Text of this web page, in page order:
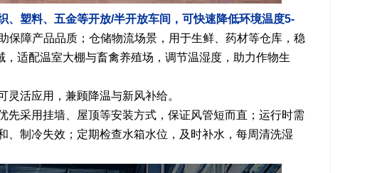
、塑料、五金等开放/半开放车间，可快速降低环境温度5-
保障产品品质；仓储物流场景，用于生鲜、药材等仓库，稳
适配温室大棚与畜禽养殖场，调节温湿度，助力作物生
活应用，兼顾降温与新风补给。
采用挂墙、屋顶等安装方式，保证风管短而直；运行时需
制冷失效；定期检查水箱水位，及时补水，每周清洗湿